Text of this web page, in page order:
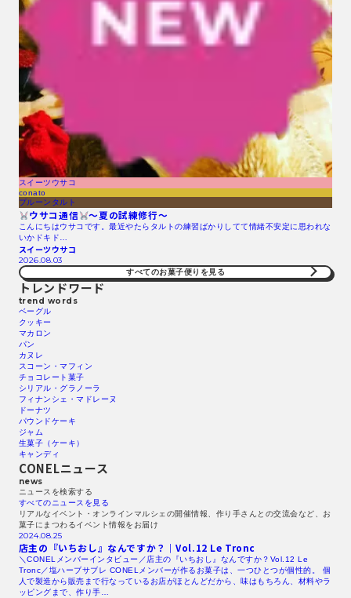
スイーツウサコ
conato
プルーンタルト
ウサコ通信 〜夏の試練修行〜
こんにちはウサコです。最近やたらタルトの練習ばかりしてて情緒不安定に思われな
いかドキド…
スイーツウサコ
2026.08.03
すべてのお菓子便りを見る
トレンドワード
trend words
ベーグル
クッキー
マカロン
パン
カヌレ
スコーン・マフィン
チョコレート菓子
シリアル・グラノーラ
フィナンシェ・マドレーヌ
ドーナツ
パウンドケーキ
ジャム
生菓子（ケーキ）
キャンディ
CONELニュース
news
ニュースを検索する​
すべてのニュースを見る​
リアルなイベント・オンラインマルシェの開催情報、作り手さんとの交流会など、お
菓子にまつわるイベント情報をお届け
2024.08.25
店主の『いちおし』なんですか？｜Vol.12 Le Tronc
＼CONELメンバーインタビュー／店主の『いちおし』なんですか？Vol.12 Le
Tronc／塩ハーブサブレ CONELメンバーが作るお菓子は、一つひとつが個性的。 個
人で製造から販売まで行なっているお店がほとんどだから、味はもちろん、材料やラ
ッピングまで、作り手…